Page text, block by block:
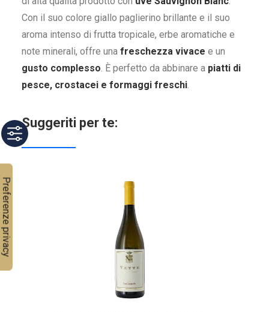
Con il suo colore giallo paglierino brillante e il suo
aroma intenso di frutta tropicale, erbe aromatiche e
note minerali, offre una freschezza vivace e un
gusto complesso. È perfetto da abbinare a piatti di
pesce, crostacei e formaggi freschi.
Suggeriti per te: